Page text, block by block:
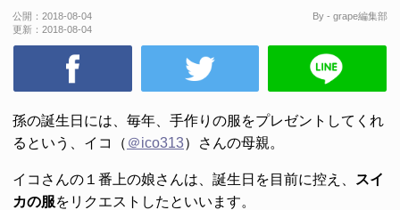
公開： 2018-08-04
更新： 2018-08-04
By - grape編集部
孫の誕生日には、毎年、手作りの服をプレゼントしてくれ
るという、イコ（ ＠ico313）さんの母親。
イコさんの１番上の娘さんは、誕生日を目前に控え、
スイ
カの服をリクエストしたといいます。